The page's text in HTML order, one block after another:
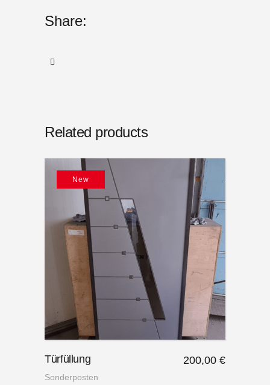
Share:
Related products
New
Türfüllung 200,00 €
Sonderposten